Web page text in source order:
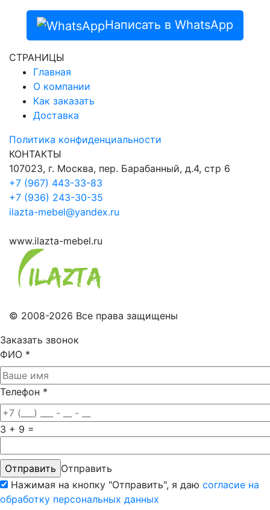
Написать в WhatsApp
СТРАНИЦЫ
Главная
О компании
Как заказать
Доставка
Политика конфиденциальности
КОНТАКТЫ
107023, г. Москва, пер. Барабанный, д.4, стр 6
+7 (967) 443-33-83
+7 (936) 243-30-35
ilazta-mebel@yandex.ru
www.ilazta-mebel.ru
© 2008-2026 Все права защищены
Заказать звонок
ФИО *
Телефон *
3 + 9 =
Отправить
Нажимая на кнопку "Отправить", я даю согласие на
обработку персональных данных